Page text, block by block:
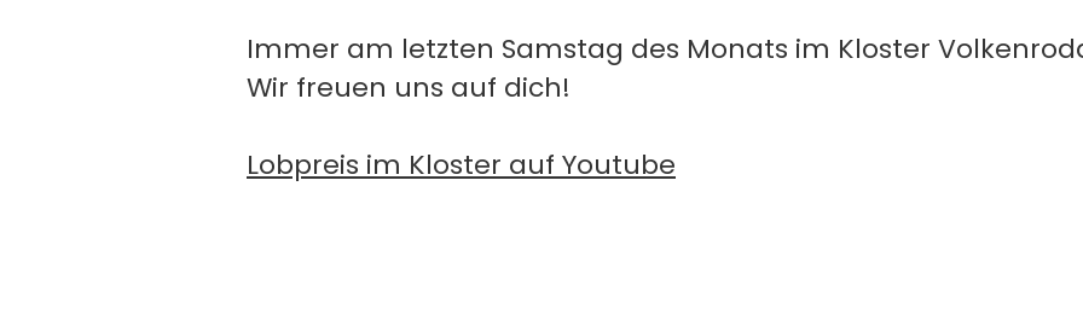
Immer am letzten Samstag des Monats im Kloster
Wir freuen uns auf dich!
Lobpreis im Kloster auf Youtube